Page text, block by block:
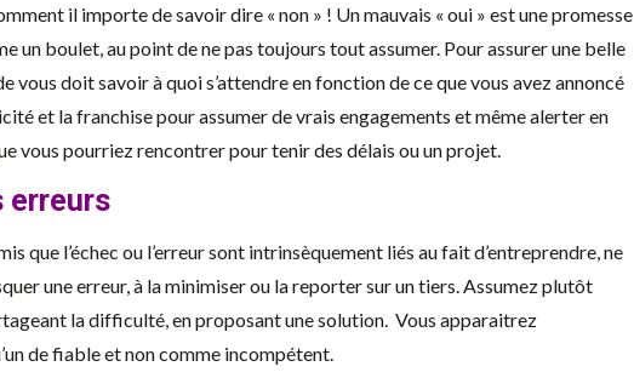
il importe de savoir dire « non » ! Un mauvais « oui » est une promesse
un boulet, au point de ne pas toujours tout assumer. Pour assurer une belle
vous doit savoir à quoi s’attendre en fonction de ce que vous avez annoncé
et la franchise pour assumer de vrais engagements et même alerter en
vous pourriez rencontrer pour tenir des délais ou un projet.
erreurs
que l’échec ou l’erreur sont intrinsèquement liés au fait d’entreprendre, ne
une erreur, à la minimiser ou la reporter sur un tiers. Assumez plutôt
la difficulté, en proposant une solution. Vous apparaitrez
de fiable et non comme incompétent.